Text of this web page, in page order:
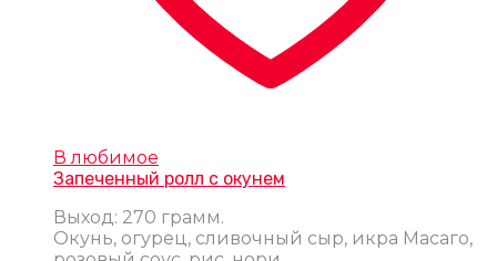
В любимое
Запеченный ролл с окунем
Выход: 270 грамм.
Окунь, огурец, сливочный сыр, икра Масаго,